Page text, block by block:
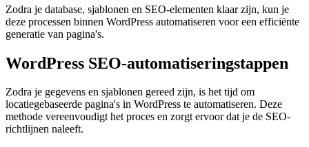
Zodra je database, sjablonen en SEO-elementen klaar zijn, kun je
deze processen binnen WordPress automatiseren voor een efficiënte
generatie van pagina's.
WordPress SEO-automatiseringstappen
Zodra je gegevens en sjablonen gereed zijn, is het tijd om
locatiegebaseerde pagina's in WordPress te automatiseren. Deze
methode vereenvoudigt het proces en zorgt ervoor dat je de SEO-
richtlijnen naleeft.